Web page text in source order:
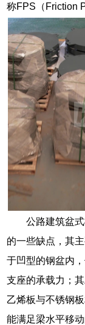
称FPS（Friction
公路建筑盆
的一些缺点，其
于凹型的钢盆内
支座的承载力；
乙烯板与不锈钢
能满足梁水平移动